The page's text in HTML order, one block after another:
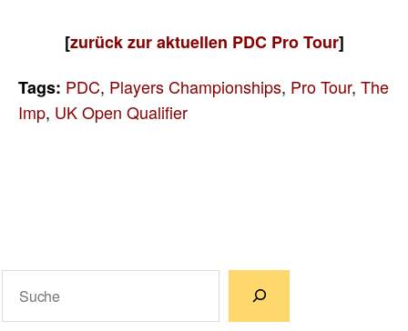
[zurück zur aktuellen PDC Pro Tour]
Tags: PDC, Players Championships, Pro Tour, The
Imp, UK Open Qualifier